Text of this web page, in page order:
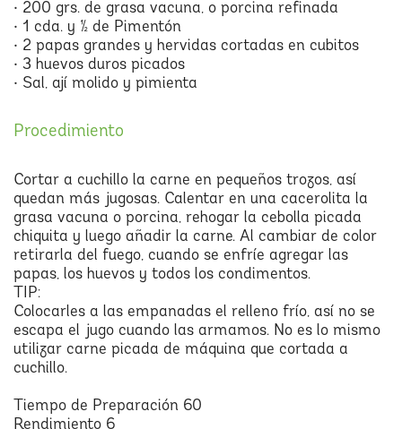
• 200 grs. de grasa vacuna, o porcina refinada
• 1 cda. y ½ de Pimentón
• 2 papas grandes y hervidas cortadas en cubitos
• 3 huevos duros picados
• Sal, ají molido y pimienta
Procedimiento
Cortar a cuchillo la carne en pequeños trozos, así
quedan más jugosas. Calentar en una cacerolita la
grasa vacuna o porcina, rehogar la cebolla picada
chiquita y luego añadir la carne. Al cambiar de color
retirarla del fuego, cuando se enfríe agregar las
papas, los huevos y todos los condimentos.
TIP:
Colocarles a las empanadas el relleno frío, así no se
escapa el jugo cuando las armamos. No es lo mismo
utilizar carne picada de máquina que cortada a
cuchillo.
Tiempo de Preparación 60
Rendimiento 6